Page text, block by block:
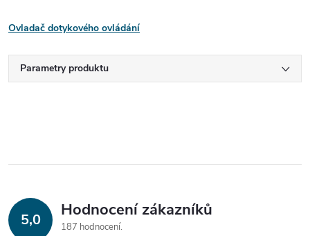
Ovladač dotykového ovládání
Parametry produktu
5,0 Hodnocení zákazníků
187 hodnocení